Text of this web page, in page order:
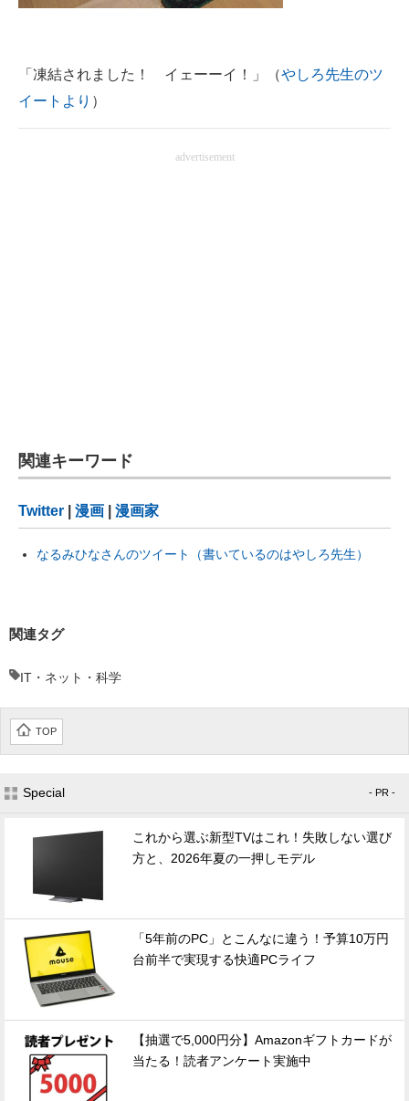
「凍結されました！ イェーーイ！」（やしろ先生のツ
イートより ）
advertisement
関連キーワード
Twitter 漫画 漫画家
なるみひなさんのツイート（書いているのはやしろ先生）
関連タグ
IT・ネット・科学
TOP
Special - PR -
これから選ぶ新型TVはこれ！失敗しない選び
方と、2026年夏の一押しモデル
「5年前のPC」とこんなに違う！予算10万円
台前半で実現する快適PCライフ
【抽選で5,000円分】Amazonギフトカードが
当たる！読者アンケート実施中